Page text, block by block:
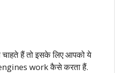
हैं तो इसके लिए आपको ये
work कैसे करता हैं.